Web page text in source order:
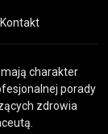
charakter
porady
zdrowia